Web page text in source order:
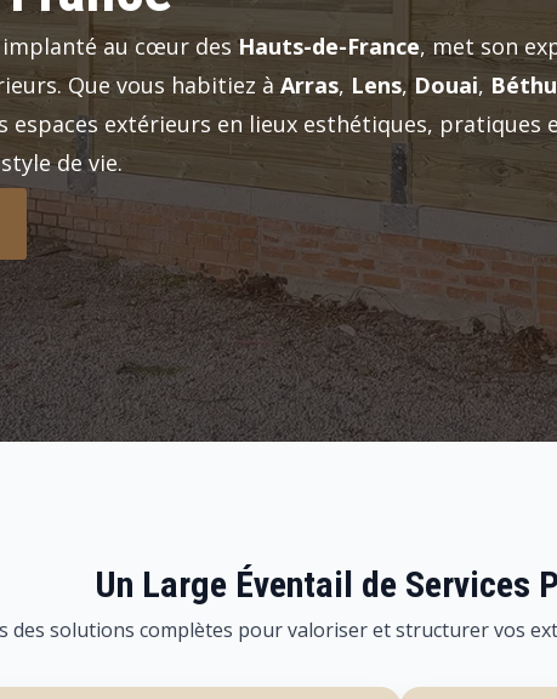
implanté au cœur des Hauts-de-France
, met son
Que vous habitiez àArras,Lens,Douai,
espaces extérieurs en lieux esthétiques,
de vie.abri de jardin carport terrasse Arras.
Un Large Éventail de Services
des solutions complètes pour valoriser et structurer vos